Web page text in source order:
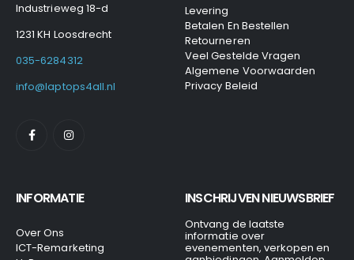
Industrieweg 18-d
1231 KH Loosdrecht
035-6284312
info@laptops4all.nl
Levering
Betalen En Bestellen
Retourneren
Veel Gestelde Vragen
Algemene Voorwaarden
Privacy Beleid
INFORMATIE
Over Ons
ICT-Remarketing
INSCHRIJVEN NIEUWSBRIEF
Ontvang de laatste
informatie over
evenementen, verkopen en